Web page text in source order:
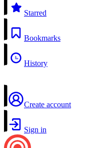
Starred
Bookmarks
History
Create account
Sign in